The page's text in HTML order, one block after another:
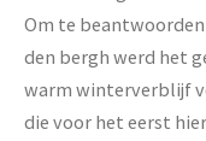
Om te beantwoorden
den bergh werd het
warm winterverblijf
die voor het eerst